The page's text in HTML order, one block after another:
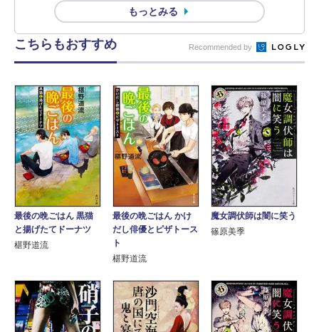
もっとみる
こちらもおすすめ Recommended by
最後の晩ごはん 黒猫
と揚げたてドーナツ
椹野道流
最後の晩ごはん かけ
だし俳優とピザトース
ト
椹野道流
魔女調伏師は闇に笑う
篠原美季